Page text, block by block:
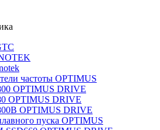
частоты OPTIMUS
OPTIMUS DRIVE
OPTIMUS DRIVE
OPTIMUS DRIVE
пуска OPTIMUS